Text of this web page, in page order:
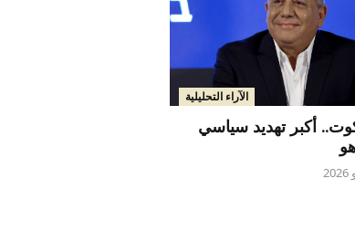
الآراء التحليلية
أكبر تهديد سياسي